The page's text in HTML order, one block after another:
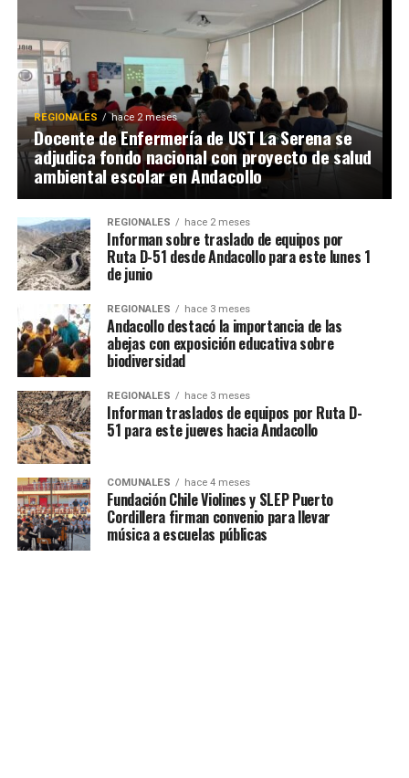
REGIONALES hace 2 meses
Docente de Enfermería de UST La Serena se
adjudica fondo nacional con proyecto de salud
ambiental escolar en Andacollo
REGIONALES hace 2 meses
Informan sobre traslado de equipos por
Ruta D-51 desde Andacollo para este lunes 1
de junio
REGIONALES hace 3 meses
Andacollo destacó la importancia de las
abejas con exposición educativa sobre
biodiversidad
REGIONALES hace 3 meses
Informan traslados de equipos por Ruta D-
51 para este jueves hacia Andacollo
COMUNALES hace 4 meses
Fundación Chile Violines y SLEP Puerto
Cordillera firman convenio para llevar
música a escuelas públicas